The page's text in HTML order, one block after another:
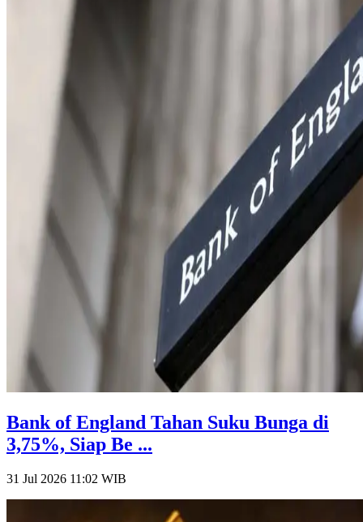
Bank of England Tahan Suku Bunga di
3,75%, Siap Be ...
31 Jul 2026 11:02 WIB